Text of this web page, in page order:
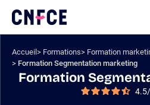
contenu
menu
Logo
site
Accueil Formations Formation
Formation Segmentation marketing
Formation
4.5/